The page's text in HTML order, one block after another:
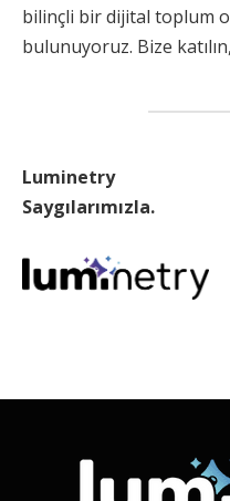
bilinçli bir dijital toplum
bulunuyoruz. Bize
Luminetry
Saygılarımızla.